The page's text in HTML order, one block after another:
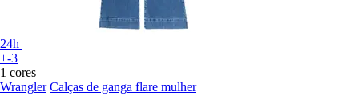
24h
+-3
1 cores
Wrangler Calças de ganga flare mulher